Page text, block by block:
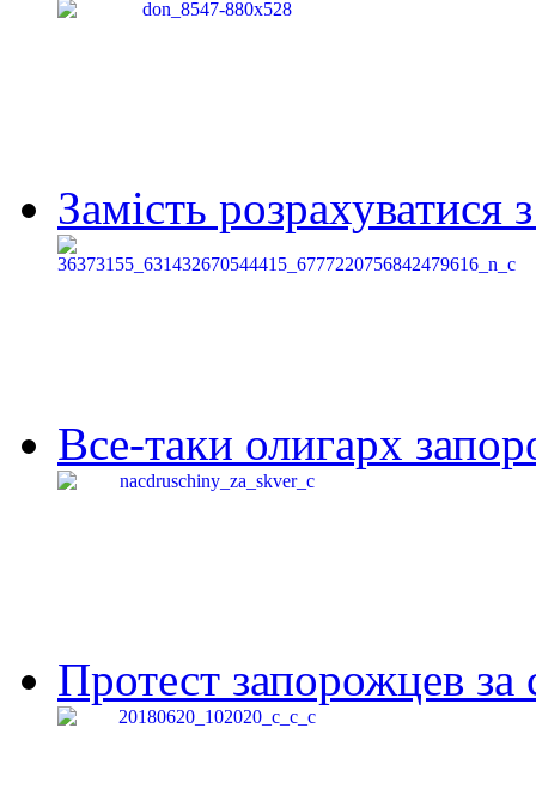
Замість
Все-таки олигарх
Протест запорожцев за